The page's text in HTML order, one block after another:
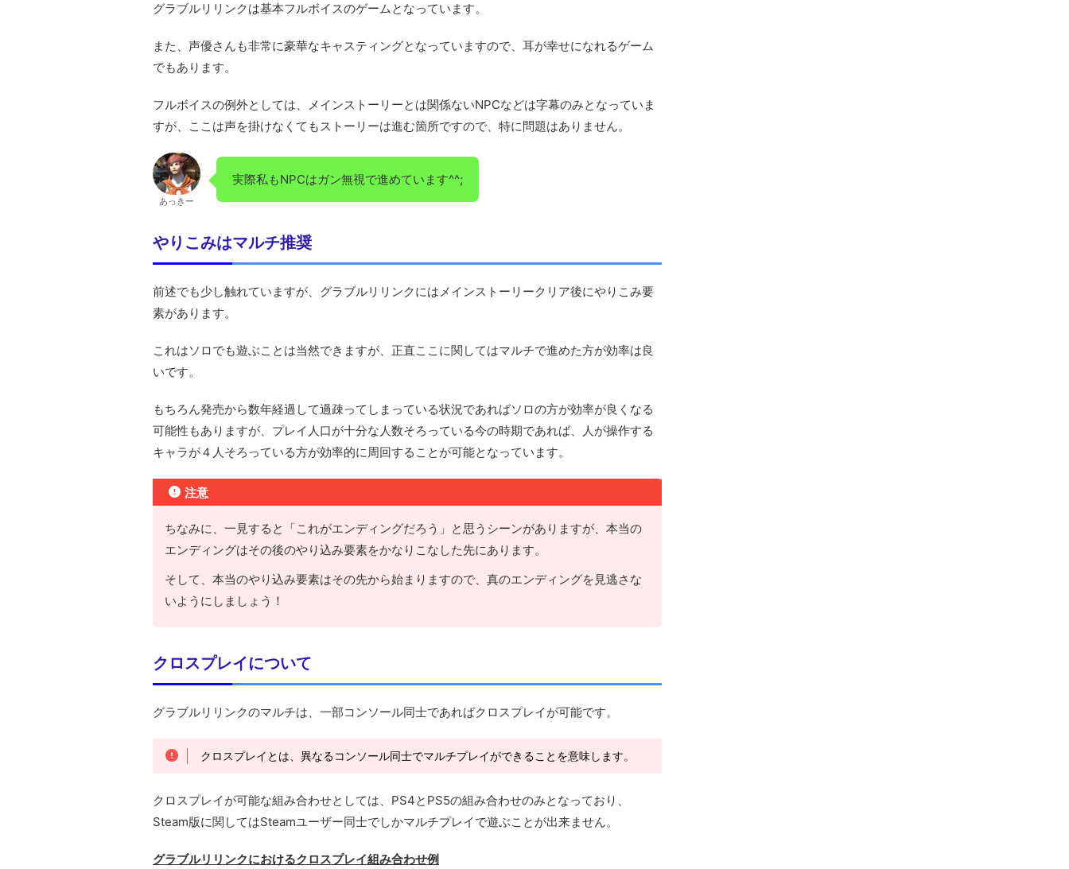
グラブルリリンクは基本フルボイスのゲームとなっています。
また、声優さんも非常に豪華なキャスティングとなっていますので、耳が幸せになれるゲーム
でもあります。
フルボイスの例外としては、メインストーリーとは関係ないNPCなどは字幕のみとなっていま
すが、ここは声を掛けなくてもストーリーは進む箇所ですので、特に問題はありません。
あっきー
実際私もNPCはガン無視で進めています^^;
やりこみはマルチ推奨
前述でも少し触れていますが、グラブルリリンクにはメインストーリークリア後にやりこみ要
素があります。
これはソロでも遊ぶことは当然できますが、正直ここに関してはマルチで進めた方が効率は良
いです。
もちろん発売から数年経過して過疎ってしまっている状況であればソロの方が効率が良くなる
可能性もありますが、プレイ人口が十分な人数そろっている今の時期であれば、人が操作する
キャラが４人そろっている方が効率的に周回することが可能となっています。
注意
ちなみに、一見すると「これがエンディングだろう」と思うシーンがありますが、本当の
エンディングはその後のやり込み要素をかなりこなした先にあります。
そして、本当のやり込み要素はその先から始まりますので、真のエンディングを見逃さな
いようにしましょう！
クロスプレイについて
グラブルリリンクのマルチは、一部コンソール同士であればクロスプレイが可能です。
クロスプレイとは、異なるコンソール同士でマルチプレイができることを意味します。
クロスプレイが可能な組み合わせとしては、PS4とPS5の組み合わせのみとなっており、
Steam版に関してはSteamユーザー同士でしかマルチプレイで遊ぶことが出来ません。
グラブルリリンクにおけるクロスプレイ組み合わせ例